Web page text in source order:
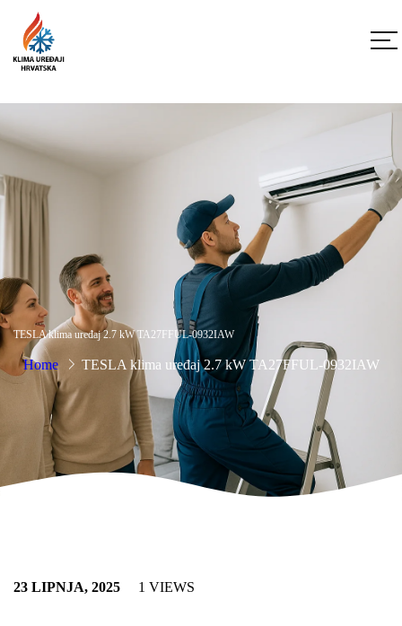
TESLA klima uređaj 2.7 kW TA27FFUL-0932IAW
Home TESLA klima uređaj 2.7 kW TA27FFUL-0932IAW
23 LIPNJA, 2025 1 VIEWS